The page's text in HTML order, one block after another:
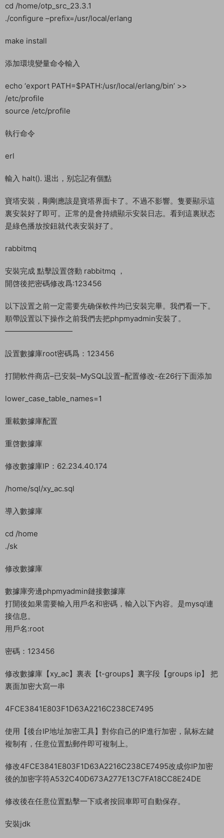
yum -y install gcc glibc-devel make ncurses-devel openssl-
devel xmlto perl wget gtk2-devel binutils-devel
解壓Erlang安裝文件
cd /home
tar -xvf otp_src_23.3.1.tar.gz
創建安裝目錄
./configure –prefix=/usr/local/erlang
make install
添加環境變量命令輸入
echo ‘export PATH=$PATH:/usr/local/erlang/bin’ >>
source /etc/profile
erl
裏安裝好了即可。正常的是會持續顯示安裝日志。看到這裏狀态
開啓後把密碼修改爲:123456
以下設置之前一定需要先确保軟件均已安裝完畢。我們看一下。
—————————
設置數據庫root密碼爲：123456
打開軟件商店–已安裝–MySQL設置–配置修改-在26行下面添加
lower_case_table_names=1
重載數據庫配置
重啓數據庫
修改數據庫IP：62.234.40.174
/home/sql/xy_ac.sql
導入數據庫
./sk
修改數據庫
打開後如果需要輸入用戶名和密碼，輸入以下内容。是mysql連
接信息。